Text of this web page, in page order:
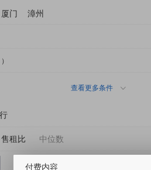
厦门 漳州
）
查看更多条件
售租比 中位数
付费内容